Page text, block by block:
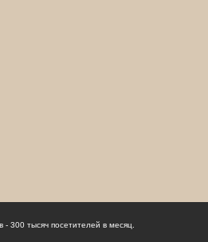
300 тысяч посетителей в месяц.